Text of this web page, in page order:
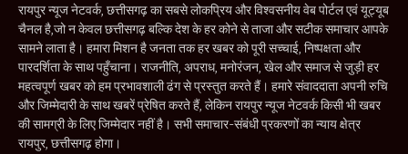
रायपुर न्यूज नेटवर्क, छत्तीसगढ़ का सबसे लोकप्रिय और विश्वसनीय वेब पोर्टल एवं यूट्यूब
चैनल है,जो न केवल छत्तीसगढ़ बल्कि देश के हर कोने से ताजा और सटीक समाचार आपके
सामने लाता है। हमारा मिशन है जनता तक हर खबर को पूरी सच्चाई, निष्पक्षता और
पारदर्शिता के साथ पहुँचाना। राजनीति, अपराध, मनोरंजन, खेल और समाज से जुड़ी हर
महत्वपूर्ण खबर को हम प्रभावशाली ढंग से प्रस्तुत करते हैं। हमारे संवाददाता अपनी रुचि
और जिम्मेदारी के साथ खबरें प्रेषित करते हैं, लेकिन रायपुर न्यूज नेटवर्क किसी भी खबर
की सामग्री के लिए जिम्मेदार नहीं है। सभी समाचार-संबंधी प्रकरणों का न्याय क्षेत्र
रायपुर, छत्तीसगढ़ होगा।